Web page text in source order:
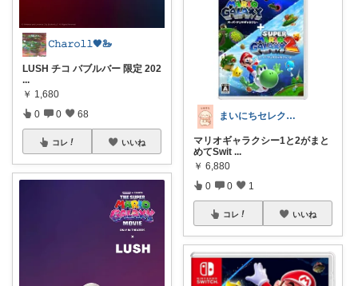
𝙲𝚑𝚊𝚛𝚘𝚕𝚕🖤🦢
LUSH チコ バブルバー 限定 202
...
￥ 1,680
0 0 68
コレ いいね
まいにちセレクトdays
マリオギャラクシー1と2がまと
めてSwit ...
￥ 6,880
0 0 1
コレ いいね